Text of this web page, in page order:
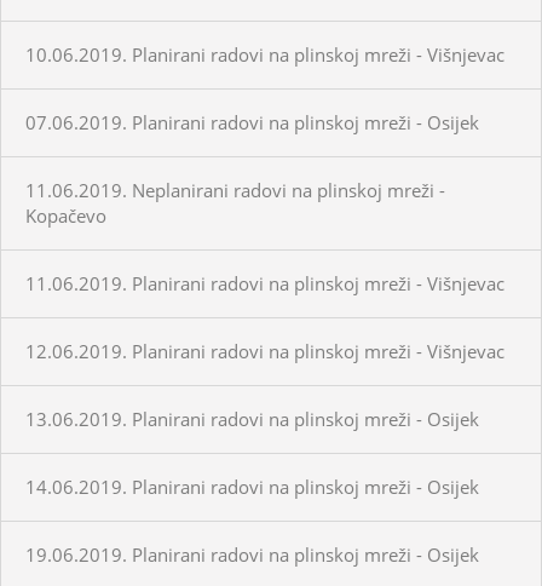
10.06.2019. Planirani radovi na plinskoj mreži - Višnjevac
07.06.2019. Planirani radovi na plinskoj mreži - Osijek
11.06.2019. Neplanirani radovi na plinskoj mreži -
Kopačevo
11.06.2019. Planirani radovi na plinskoj mreži - Višnjevac
12.06.2019. Planirani radovi na plinskoj mreži - Višnjevac
13.06.2019. Planirani radovi na plinskoj mreži - Osijek
14.06.2019. Planirani radovi na plinskoj mreži - Osijek
19.06.2019. Planirani radovi na plinskoj mreži - Osijek